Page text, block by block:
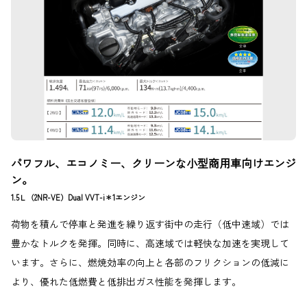
パワフル、エコノミー、クリーンな小型商用車向けエンジ
ン。
1.5Ｌ（2NR-VE）Dual VVT-i＊1エンジン
荷物を積んで停車と発進を繰り返す街中の走行（低中速域）では
豊かなトルクを発揮。同時に、高速域では軽快な加速を実現して
います。さらに、燃焼効率の向上と各部のフリクションの低減に
より、優れた低燃費と低排出ガス性能を発揮します。